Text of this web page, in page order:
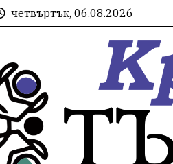
четвъртък, 06.08.2026